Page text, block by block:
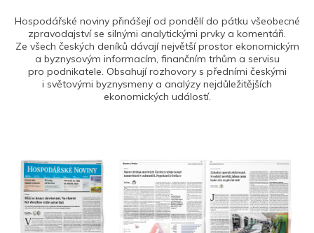
Hospodářské noviny přinášejí od pondělí do pátku všeobecné
zpravodajství se silnými analytickými prvky a komentáři.
Ze všech českých deníků dávají největší prostor ekonomickým
a byznysovým informacím, finančním trhům a servisu
pro podnikatele. Obsahují rozhovory s předními českými
i světovými byznysmeny a analýzy nejdůležitějších
ekonomických událostí.